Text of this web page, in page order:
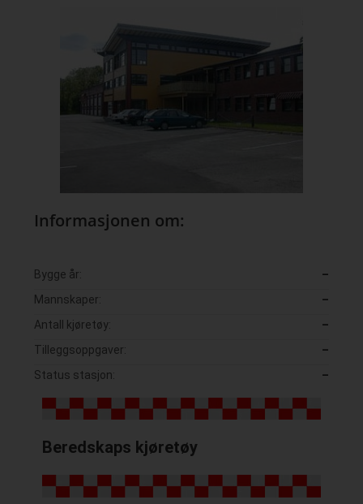
Informasjonen om:
Bygge år:
–
Mannskaper:
–
Antall kjøretøy:
–
Tilleggsoppgaver:
–
Status stasjon:
–
Beredskaps kjøretøy